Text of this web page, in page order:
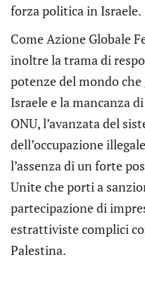
forza politica in Israele.
Come Azione Globale
inoltre la trama di
potenze del mondo
Israele e la mancanza
ONU, l’avanzata del
dell’occupazione
l’assenza di un forte
Unite che porti a
partecipazione di
estrattiviste complici
Palestina.